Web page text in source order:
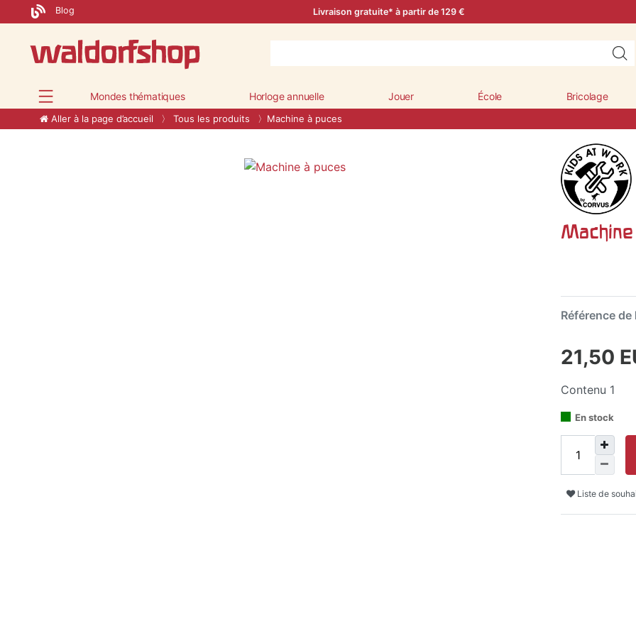
Blog Livraison gratuite* à partir de 129 €
Mondes thématiques Horloge annuelle Jouer École Bricolage
Aller à la page d’accueil Tous les produits Machine à puces
Référence de
21,50
Contenu 1
En stock
Liste de